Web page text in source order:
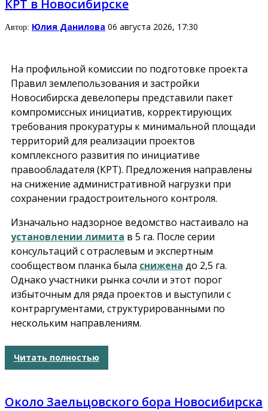
КРТ в Новосибирске
Автор: Юлия Данилова 06 августа 2026, 17:30
На профильной комиссии по подготовке проекта
Правил землепользования и застройки
Новосибирска девелоперы представили пакет
компромиссных инициатив, корректирующих
требования прокуратуры к минимальной площади
территорий для реализации проектов
комплексного развития по инициативе
правообладателя (КРТ). Предложения направлены
на снижение административной нагрузки при
сохранении градостроительного контроля.
Изначально надзорное ведомство настаивало на
установлении лимита в 5 га. После серии
консультаций с отраслевым и экспертным
сообществом планка была снижена до 2,5 га.
Однако участники рынка сочли и этот порог
избыточным для ряда проектов и выступили с
контраргументами, структурированными по
нескольким направлениям.
Читать полностью
Около Заельцовского бора Новосибирска